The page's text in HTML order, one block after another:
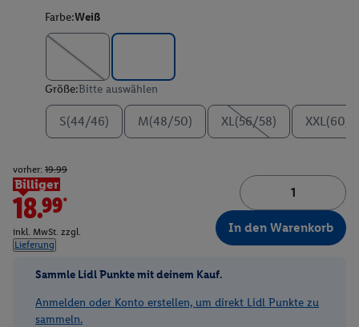
Farbe:Weiß
Größe:Bitte auswählen
S(44/46) M(48/50) XL(56/58) XXL(60/
vorher: 19.99
Billiger
18.99*
inkl. MwSt. zzgl.
Lieferung
In den Warenkorb
Sammle Lidl Punkte mit deinem Kauf.
Anmelden oder Konto erstellen, um direkt Lidl Punkte zu
sammeln.